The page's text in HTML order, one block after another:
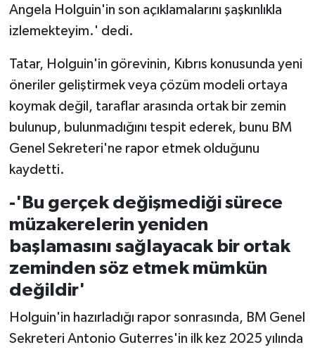
Angela Holguin'in son açıklamalarını şaşkınlıkla
izlemekteyim.' dedi.
Tatar, Holguin'in görevinin, Kıbrıs konusunda yeni
öneriler geliştirmek veya çözüm modeli ortaya
koymak değil, taraflar arasında ortak bir zemin
bulunup, bulunmadığını tespit ederek, bunu BM
Genel Sekreteri'ne rapor etmek olduğunu
kaydetti.
-'Bu gerçek değişmediği sürece
müzakerelerin yeniden
başlamasını sağlayacak bir ortak
zeminden söz etmek mümkün
değildir'
Holguin'in hazırladığı rapor sonrasında, BM Genel
Sekreteri Antonio Guterres'in ilk kez 2025 yılında
TEKNOLOJİ
TİCARET
YAŞAM